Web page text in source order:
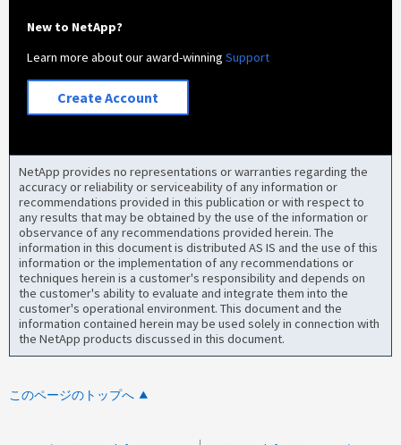
New to NetApp?
Learn more about our award-winningSupport
Create Account
NetApp provides no representations or warranties regarding the
accuracy or reliability or serviceability of any information or
recommendations provided in this publication or with respect to
any results that may be obtained by the use of the information or
observance of any recommendations provided herein. The
information in this document is distributed AS IS and the use of this
information or the implementation of any recommendations or
techniques herein is a customer's responsibility and depends on
the customer's ability to evaluate and integrate them into the
customer's operational environment. This document and the
information contained herein may be used solely in connection with
the NetApp products discussed in this document.
このページのトップへ